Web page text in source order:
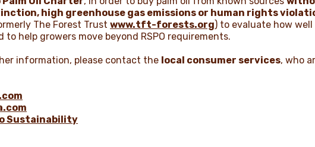
high greenhouse gas emissions or human rights
The Forest Trustwww.tft-forests.org) to evaluate how
to help growers move beyond RSPO requirements.
information, please contact the local consumer services, who
Sustainability